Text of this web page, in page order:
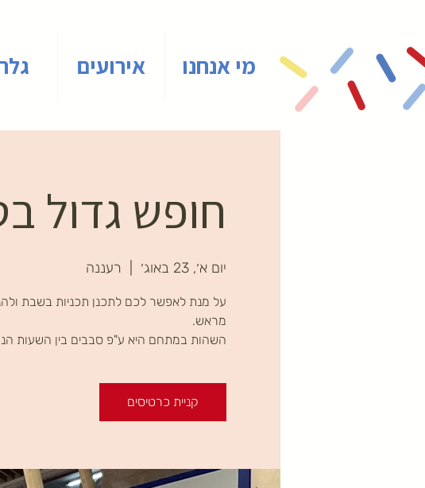
מי אנחנו אירועים
חופש גדול
יום א׳, 23 באוג׳ רעננה
על מנת לאפשר לכם לתכנן תכניות בשבת
השהות במתחם היא ע"פ סבבים בין השעות
קניית כרטיסים